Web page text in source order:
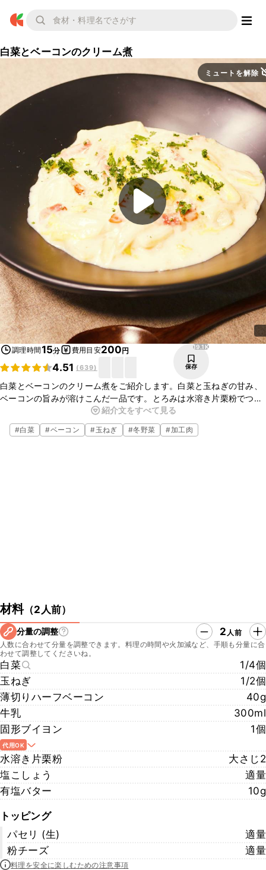
白菜とベーコンのクリーム煮
ミュートを解除
調理時間15分 費用目安200円
4.51 (639)
19.1K
保存
白菜とベーコンのクリーム煮をご紹介します。白菜と玉ねぎの甘み、
ベーコンの旨みが溶けこんだ一品です。とろみは水溶き片栗粉でつけ
ているので、ホワイトソースを作る手間がいらずお手軽ですよ。ぜひ
お試しくださいね。
紹介文をすべて見る
#白菜 #ベーコン #玉ねぎ #冬野菜 #加工肉
材料（2人前）
分量の調整 2 人前
人数に合わせて分量を調整できます。料理の時間や火加減など、手順も分量に合
わせて調整してくださいね。
白菜
1/4個
玉ねぎ
1/2個
薄切りハーフベーコン
40g
牛乳
300ml
固形ブイヨン
1個
代用OK
水溶き片栗粉
大さじ2
塩こしょう
適量
有塩バター
10g
トッピング
パセリ (生)
適量
粉チーズ
適量
料理を安全に楽しむための注意事項